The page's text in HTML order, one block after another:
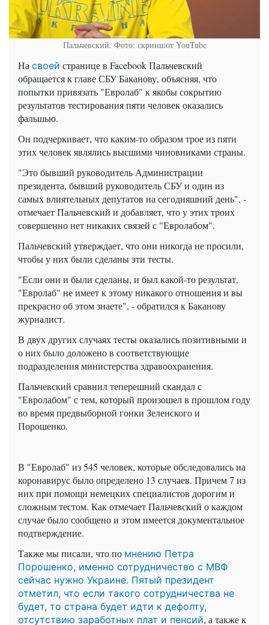
Пальчевский. Фото: скриншот YouTube
На своей странице в Facebook Пальчевский
обращается к главе СБУ Баканову, объясняя, что
попытки привязать "Евролаб" к якобы сокрытию
результатов тестирования пяти человек оказались
фальшью.
Он подчеркивает, что каким-то образом трое из пяти
этих человек являлись высшими чиновниками страны.
"Это бывший руководитель Администрации
президента, бывший руководитель СБУ и один из
самых влиятельных депутатов на сегодняшний день", -
отмечает Пальчевский и добавляет, что у этих троих
совершенно нет никаких связей с "Евролабом".
Пальчевский утверждает, что они никогда не просили,
чтобы у них были сделаны эти тесты.
"Если они и были сделаны, и был какой-то результат,
"Евролаб" не имеет к этому никакого отношения и вы
прекрасно об этом знаете", - обратился к Баканову
журналист.
В двух других случаях тесты оказались позитивными и
о них было доложено в соответствующие
подразделения министерства здравоохранения.
Пальчевский сравнил теперешний скандал с
"Евролабом" с тем, который произошел в прошлом году
во время предвыборной гонки Зеленского и
Порошенко.
В "Евролаб" из 545 человек, которые обследовались на
коронавирус было определено 13 случаев. Причем 7 из
них при помощи немецких специалистов дорогим и
сложным тестом. Как отмечает Пальчевский о каждом
случае было сообщено и этом имеется документальное
подтверждение.
Также мы писали, что по мнению Петра
Порошенко, именно сотрудничество с МВФ
сейчас нужно Украине. Пятый президент
отметил, что если такого сотрудничества не
будет, то страна будет идти к дефолту,
отсутствию заработных плат и пенсий, а также к